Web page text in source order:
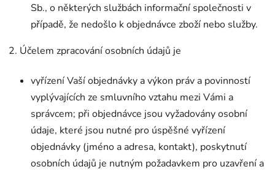
Sb., o některých službách informační společnosti v
případě, že nedošlo k objednávce zboží nebo služby.
2. Účelem zpracování osobních údajů je
vyřízení Vaší objednávky a výkon práv a povinností
vyplývajících ze smluvního vztahu mezi Vámi a
správcem; při objednávce jsou vyžadovány osobní
údaje, které jsou nutné pro úspěšné vyřízení
objednávky (jméno a adresa, kontakt), poskytnutí
osobních údajů je nutným požadavkem pro uzavření a